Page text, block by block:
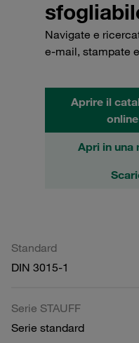
Navigate e
e-mail, stampate
Aprire il
Apri in una
Standard
DIN 3015-1
Serie STAUFF
Serie standard